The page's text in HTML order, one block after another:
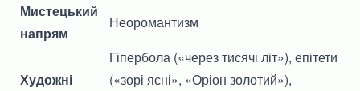
Мистецький
напрям
Неоромантизм
Художні
Гіпербола («через тисячі літ»), епітети
(«зорі ясні», «Оріон золотий»),